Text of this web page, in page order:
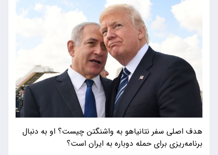
هدف اصلی سفر نتانیاهو به واشنگتن چیست؟ او به دنبال
برنامه‌ریزی برای حمله دوباره به ایران است؟